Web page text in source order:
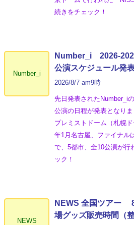
続きをチェック！
Number_i
Number_i
公演スケジュール発
2026/8/7 am9時
先日発表されたNumber_i
公演の日程が発表となり
プレミストドーム（札幌
年1月名古屋、ファイナル
で、5都市、全10公演が
ック！
NEWS
NEWS 全国ツアー
場グッズ販売時間（整